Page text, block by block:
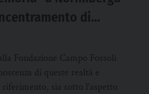
di
Fondazione Campo Fossoli
di queste realtà e
sia sotto l’aspetto